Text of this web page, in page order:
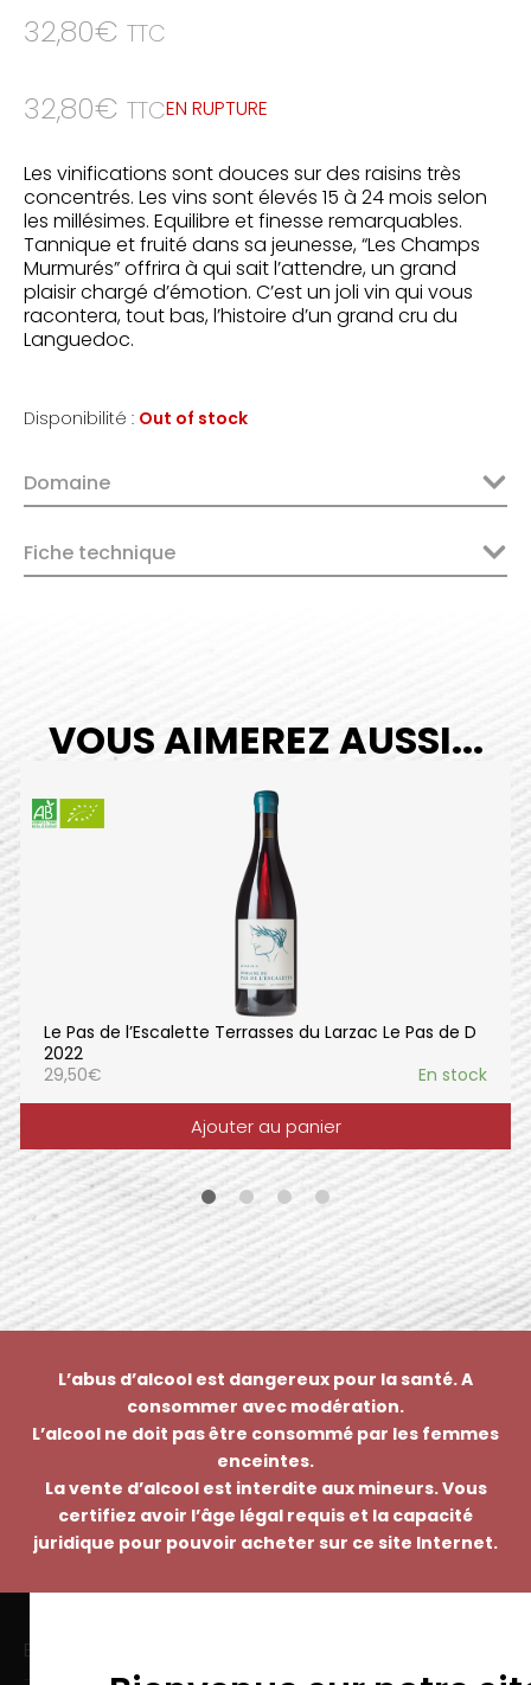
32,80€ TTC
32,80€ TTCEN RUPTURE
Les vinifications sont douces sur des raisins très
concentrés. Les vins sont élevés 15 à 24 mois selon
les millésimes. Equilibre et finesse remarquables.
Tannique et fruité dans sa jeunesse, “Les Champs
Murmurés” offrira à qui sait l’attendre, un grand
plaisir chargé d’émotion. C’est un joli vin qui vous
racontera, tout bas, l’histoire d’un grand cru du
Languedoc.
Disponibilité : Out of stock
Domaine
Fiche technique
VOUS AIMEREZ AUSSI...
Le Pas de l’Escalette Terrasses du Larzac Le Pas de D
2022
29,50€ En stock
Ajouter au panier
L’abus d’alcool est dangereux pour la santé. A
consommer avec modération.
L’alcool ne doit pas être consommé par les femmes
enceintes.
La vente d’alcool est interdite aux mineurs. Vous
certifiez avoir l’âge légal requis et la capacité
juridique pour pouvoir acheter sur ce site Internet.
EMMANUEL NASTI